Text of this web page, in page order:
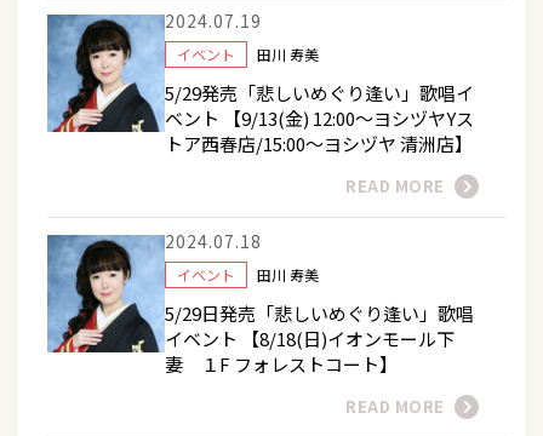
2024.07.19
イベント 田川 寿美
5/29発売「悲しいめぐり逢い」歌唱イ
ベント 【9/13(金) 12:00～ヨシヅヤYス
トア西春店/15:00～ヨシヅヤ 清洲店】
READ MORE
2024.07.18
イベント 田川 寿美
5/29日発売「悲しいめぐり逢い」歌唱
イベント 【8/18(日)イオンモール下
妻 １F フォレストコート】
READ MORE